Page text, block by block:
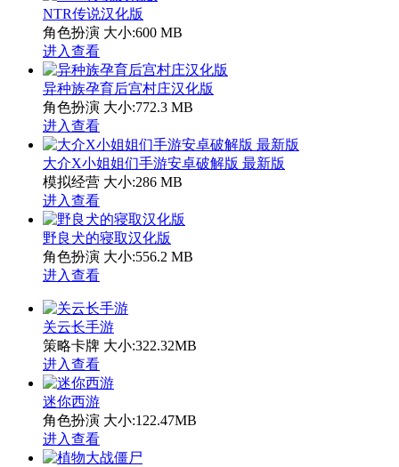
NTR传说汉化版
角色扮演 大小:600 MB
进入查看
异种族孕育后宫村庄汉化版
角色扮演 大小:772.3 MB
进入查看
大介X小姐姐们手游安卓破解版 最新版
模拟经营 大小:286 MB
进入查看
野良犬的寝取汉化版
角色扮演 大小:556.2 MB
进入查看
关云长手游
策略卡牌 大小:322.32MB
进入查看
迷你西游
角色扮演 大小:122.47MB
进入查看